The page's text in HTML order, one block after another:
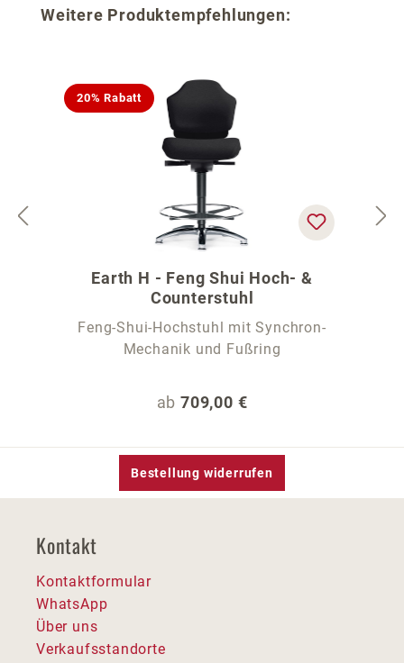
Produktgalerie überspringen
Weitere Produktempfehlungen:
20% Rabatt
Earth H - Feng Shui Hoch- &
Counterstuhl
Feng-Shui-Hochstuhl mit Synchron-
Mechanik und Fußring
Regulärer Preis:
ab 709,00 €
Bestellung widerrufen
Kontakt
Kontaktformular
WhatsApp
Über uns
Verkaufsstandorte